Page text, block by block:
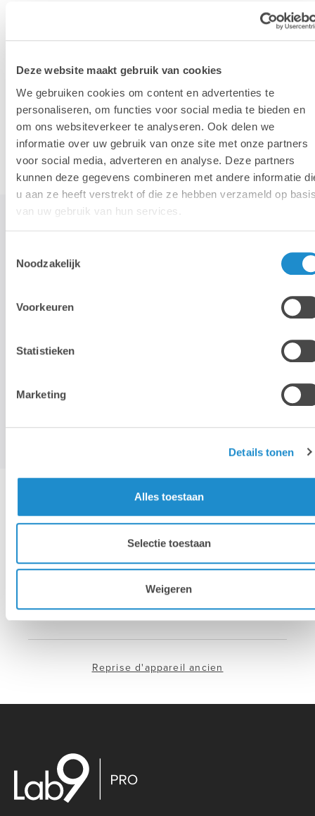
Deze website maakt gebruik van cookies
We gebruiken cookies om content en advertenties te
personaliseren, om functies voor social media te bieden en
om ons websiteverkeer te analyseren. Ook delen we
informatie over uw gebruik van onze site met onze partners
voor social media, adverteren en analyse. Deze partners
kunnen deze gegevens combineren met andere informatie
u aan ze heeft verstrekt of die ze hebben verzameld op
van uw gebruik van hun services.
Noodzakelijk
Voorkeuren
Statistieken
Marketing
Details tonen
Alles toestaan
Selectie toestaan
Weigeren
Accessoires
>
notre newsletter mensuelle. Nous ne transmettons pas cette
adresse à des tiers et la conserverons tant que vous ne vous
Installation & configuration
Propre service de réparation
Reprise d'appareil ancien